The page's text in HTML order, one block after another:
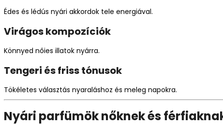
Édes és lédús nyári akkordok tele energiával.
Virágos kompozíciók
Könnyed nőies illatok nyárra.
Tengeri és friss tónusok
Tökéletes választás nyaraláshoz és meleg napokra.
Nyári parfümök nőknek és